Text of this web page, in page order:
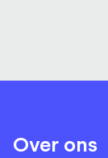
Over ons